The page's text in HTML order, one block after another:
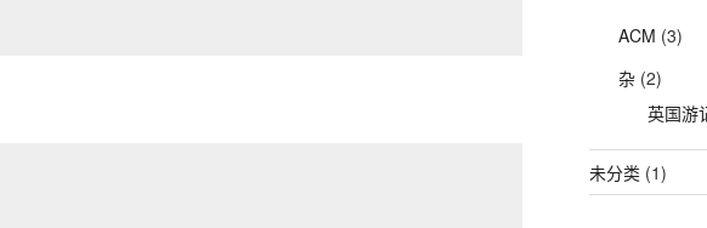
ACM (3)
杂(2)
英国游
未分类(1)